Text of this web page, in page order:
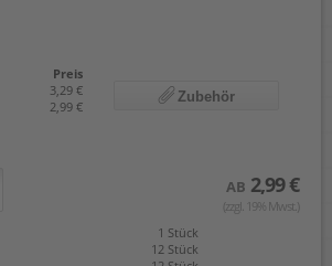
Preis
3,29 €
2,99 €
Zubehör
AB 2,99 €
(zzgl. 19% Mwst.)
1 Stück
12 Stück